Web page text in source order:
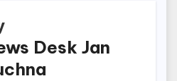
Desk Jan